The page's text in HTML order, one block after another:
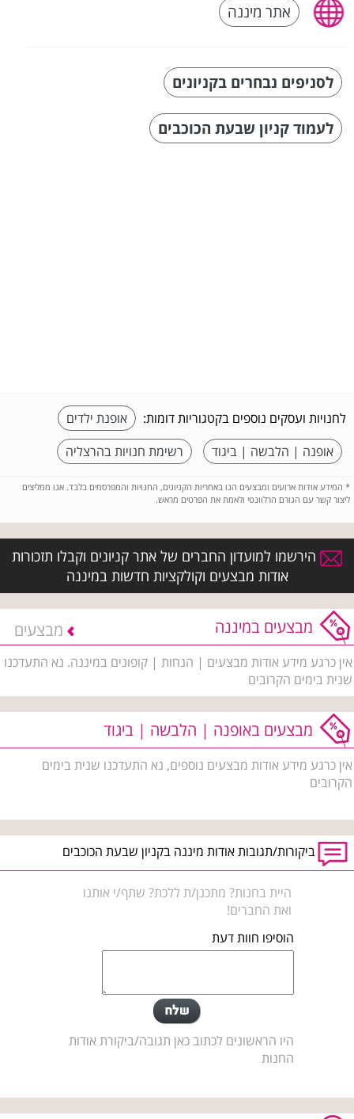
אתר מיננה
לסניפים נבחרים בקניונים
לעמוד קניון שבעת הכוכבים
לחנויות ועסקים נוספים בקטגוריות דומות:
אופנת ילדים
אופנה | הלבשה | ביגוד
רשימת חנויות בהרצליה
* המידע אודות ארועים ומבצעים הנו באחריות הקניונים, החנויות והמפרסמים בלבד. אנו ממליצים
ליצור קשר עם הגורם הרלוונטי ולאמת את הפרטים מראש.
הירשמו למועדון החברים של אתר קניונים וקבלו תזכורות
אודות מבצעים וקולקציות חדשות במיננה
מבצעים במיננה מבצעים
אין כרגע מידע אודות מבצעים | הנחות | קופונים במיננה. נא התעדכנו
שנית בימים הקרובים
מבצעים באופנה | הלבשה | ביגוד
אין כרגע מידע אודות מבצעים נוספים, נא התעדכנו שנית בימים
הקרובים
ביקורות/תגובות אודות מיננה בקניון שבעת הכוכבים
היית בחנות? מתכנן/ת ללכת? שתף/י אותנו
ואת החברים!
הוסיפו חוות דעת
היו הראשונים לכתוב כאן תגובה/ביקורת אודות
החנות